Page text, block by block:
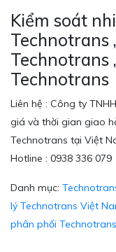
Kiểm soát
Technotrans
Technotrans
Technotrans
Liên hệ : Công ty
giá và thời gian giao
Technotrans tại Việt
Hotline : 0938 336 079
Danh mục:
lý Technotrans Việt
phân phối Technotrans